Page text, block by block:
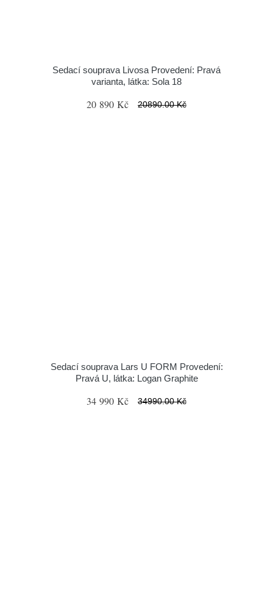
Sedací souprava Livosa Provedení: Pravá
varianta, látka: Sola 18
20 890 Kč 20890.00 Kč
Sedací souprava Lars U FORM Provedení:
Pravá U, látka: Logan Graphite
34 990 Kč 34990.00 Kč